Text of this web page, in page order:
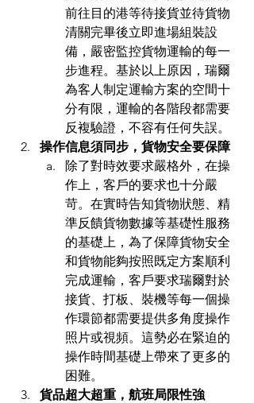
前往目的港等待接貨並待貨物
清關完畢後立即進場組裝設
備，嚴密監控貨物運輸的每一
步進程。基於以上原因，瑞爾
為客人制定運輸方案的空間十
分有限，運輸的各階段都需要
反複驗證，不容有任何失誤。
操作信息須同步，貨物安全要保障
除了對時效要求嚴格外，在操
作上，客戶的要求也十分嚴
苛。在實時告知貨物狀態、精
準反饋貨物數據等基礎性服務
的基礎上，為了保障貨物安全
和貨物能夠按照既定方案順利
完成運輸，客戶要求瑞爾對於
接貨、打板、裝機等每一個操
作環節都需要提供多角度操作
照片或視頻。這勢必在緊迫的
操作時間基礎上帶來了更多的
困難。
貨品超大超重，航班局限性強